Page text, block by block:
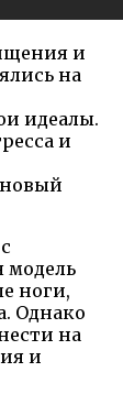
и
на
идеалы.
и
новый
модель
ноги,
Однако
на
и